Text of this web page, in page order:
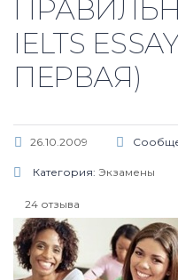
IELTS
ПЕРВАЯ)
26.10.2009
Категория: Экзамены
24 отзыва